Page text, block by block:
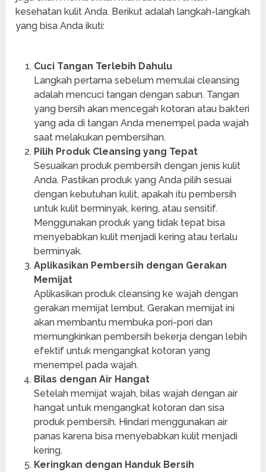
kesehatan kulit Anda. Berikut adalah langkah-langkah
yang bisa Anda ikuti:
Cuci Tangan Terlebih Dahulu
Langkah pertama sebelum memulai cleansing
adalah mencuci tangan dengan sabun. Tangan
yang bersih akan mencegah kotoran atau bakteri
yang ada di tangan Anda menempel pada wajah
saat melakukan pembersihan.
Pilih Produk Cleansing yang Tepat
Sesuaikan produk pembersih dengan jenis kulit
Anda. Pastikan produk yang Anda pilih sesuai
dengan kebutuhan kulit, apakah itu pembersih
untuk kulit berminyak, kering, atau sensitif.
Menggunakan produk yang tidak tepat bisa
menyebabkan kulit menjadi kering atau terlalu
berminyak.
Aplikasikan Pembersih dengan Gerakan
Memijat
Aplikasikan produk cleansing ke wajah dengan
gerakan memijat lembut. Gerakan memijat ini
akan membantu membuka pori-pori dan
memungkinkan pembersih bekerja dengan lebih
efektif untuk mengangkat kotoran yang
menempel pada wajah.
Bilas dengan Air Hangat
Setelah memijat wajah, bilas wajah dengan air
hangat untuk mengangkat kotoran dan sisa
produk pembersih. Hindari menggunakan air
panas karena bisa menyebabkan kulit menjadi
kering.
Keringkan dengan Handuk Bersih